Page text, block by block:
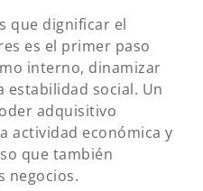
que dignificar el
es el primer paso
interno, dinamizar
estabilidad social. Un
adquisitivo
actividad económica y
que también
negocios.